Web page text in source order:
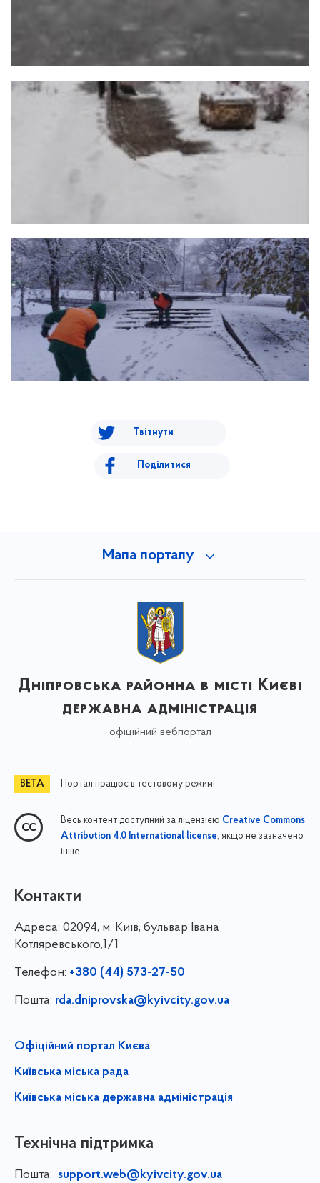
Твітнути
Поділитися
Мапа порталу
Дніпровська районна в місті Києві
державна адміністрація
офіційний вебпортал
Портал працює в тестовому режимі
Весь контент доступний за ліцензією Creative Commons
Attribution 4.0 International license, якщо не зазначено
інше
Контакти
Адреса: 02094, м. Київ, бульвар Івана
Котляревського,1/1
Телефон: +380 (44) 573-27-50
Пошта: rda.dniprovska@kyivcity.gov.ua
Офіційний портал Києва
Київська міська рада
Київська міська державна адміністрація
Технічна підтримка
Пошта: support.web@kyivcity.gov.ua